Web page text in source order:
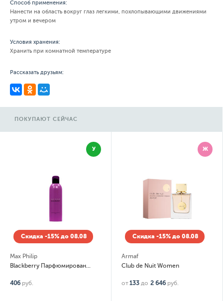
Способ применения:
Нанести на область вокруг глаз легкими, похлопывающими движениями
утром и вечером
Условия хранения:
Хранить при комнатной температуре
Рассказать друзьям:
ПОКУПАЮТ СЕЙЧАС
У
Скидка -15% до 08.08
Max Philip
Blackberry Парфюмированный дезодорант-спрей (spray)
406 руб.
Ж
Скидка -15% до 08.08
Armaf
Club de Nuit Women
от133 до 2 646 руб.